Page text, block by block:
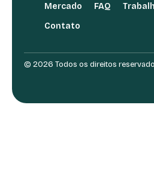
Mercado
FAQ
Contato
© 2026 Todos os direitos